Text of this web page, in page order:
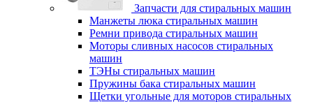
Запчасти для стиральных машин
Манжеты люка стиральных машин
Ремни привода стиральных машин
Моторы сливных насосов стиральных
машин
ТЭНы стиральных машин
Пружины бака стиральных машин
Щетки угольные для моторов стиральных